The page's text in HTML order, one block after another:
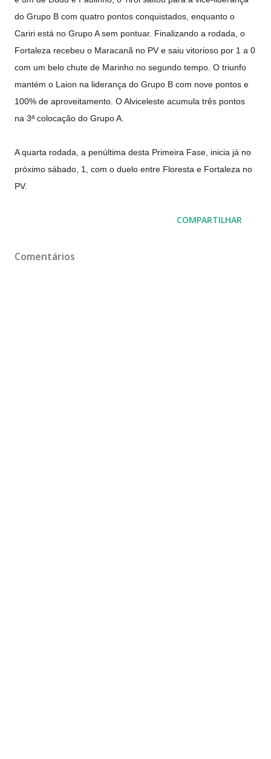
do Grupo B com quatro pontos conquistados, enquanto o
Cariri está no Grupo A sem pontuar. Finalizando a rodada, o
Fortaleza recebeu o Maracanã no PV e saiu vitorioso por 1 a 0
com um belo chute de Marinho no segundo tempo. O triunfo
mantém o Laion na liderança do Grupo B com nove pontos e
100% de aproveitamento. O Alviceleste acumula três pontos
na 3ª colocação do Grupo A.
A quarta rodada, a penúltima desta Primeira Fase, inicia já no
próximo sábado, 1, com o duelo entre Floresta e Fortaleza no
PV.
COMPARTILHAR
Comentários